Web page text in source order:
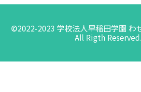
©2022-2023 学校法人早稲田学園 わ
All Rigth Reserved.